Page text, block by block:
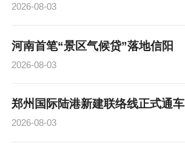
2026-08-03
河南首笔“景区气候贷”落地信阳
2026-08-03
郑州国际陆港新建联络线正式通车
2026-08-03